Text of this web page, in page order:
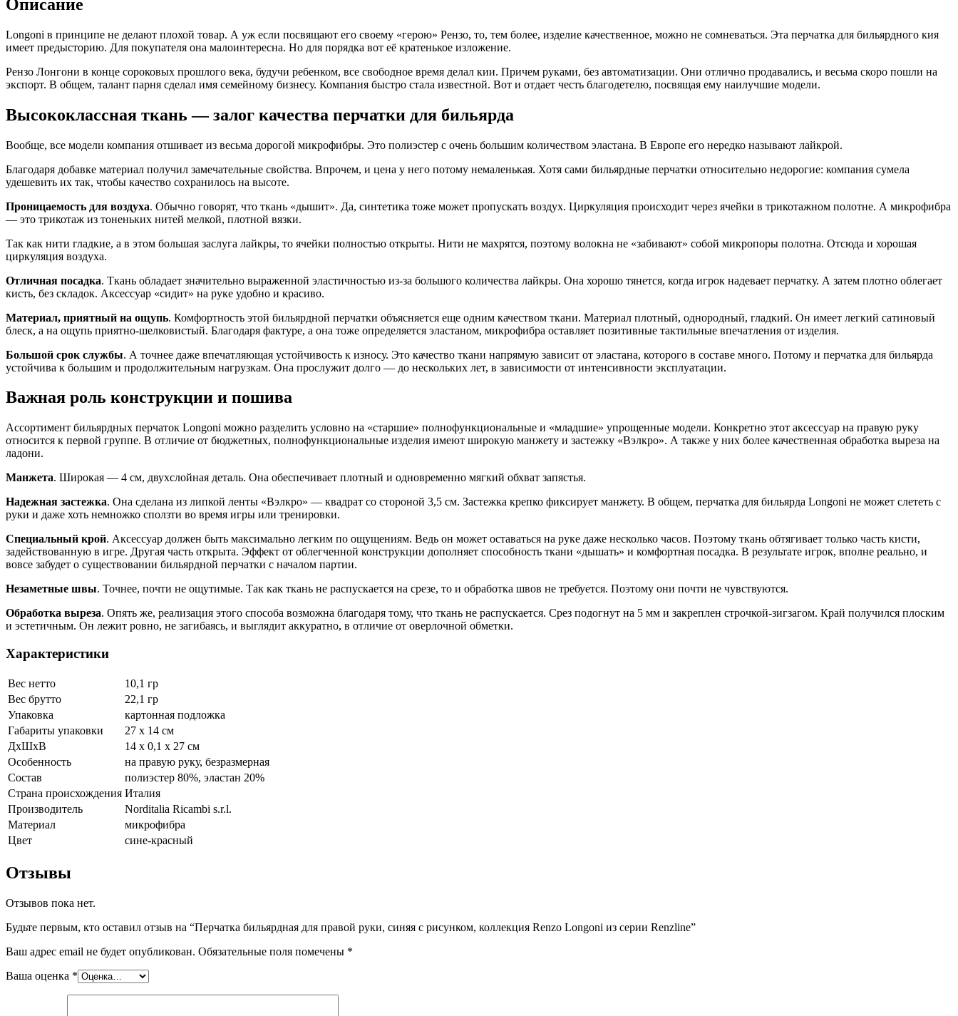
коллекция
Longoni
из
Renzline
quantity
Описание
Longoni в принципе не делают плохой товар. А уж если посвящают его своему «герою» Рензо, то, тем более, изделие качественное, можно не сомневаться. Эта перчатка для бильярдного кия
имеет предысторию. Для покупателя она малоинтересна. Но для порядка вот её кратенькое изложение.
Рензо Лонгони в конце сороковых прошлого века, будучи ребенком, все свободное время делал кии. Причем руками, без автоматизации. Они отлично продавались, и весьма скоро пошли на
экспорт. В общем, талант парня сделал имя семейному бизнесу. Компания быстро стала известной. Вот и отдает честь благодетелю, посвящая ему наилучшие модели.
Высококлассная ткань — залог качества перчатки для бильярда
Вообще, все модели компания отшивает из весьма дорогой микрофибры. Это полиэстер с очень большим количеством эластана. В Европе его нередко называют лайкрой.
Благодаря добавке материал получил замечательные свойства. Впрочем, и цена у него потому немаленькая. Хотя сами бильярдные перчатки относительно недорогие: компания сумела
удешевить их так, чтобы качество сохранилось на высоте.
Проницаемость для воздуха. Обычно говорят, что ткань «дышит». Да, синтетика тоже может пропускать воздух. Циркуляция происходит через ячейки в трикотажном полотне. А микрофибра
— это трикотаж из тоненьких нитей мелкой, плотной вязки.
Так как нити гладкие, а в этом большая заслуга лайкры, то ячейки полностью открыты. Нити не махрятся, поэтому волокна не «забивают» собой микропоры полотна. Отсюда и хорошая
циркуляция воздуха.
Отличная посадка. Ткань обладает значительно выраженной эластичностью из-за большого количества лайкры. Она хорошо тянется, когда игрок надевает перчатку. А затем плотно облегает
кисть, без складок. Аксессуар «сидит» на руке удобно и красиво.
Материал, приятный на ощупь. Комфортность этой бильярдной перчатки объясняется еще одним качеством ткани. Материал плотный, однородный, гладкий. Он имеет легкий сатиновый
блеск, а на ощупь приятно-шелковистый. Благодаря фактуре, а она тоже определяется эластаном, микрофибра оставляет позитивные тактильные впечатления от изделия.
Большой срок службы. А точнее даже впечатляющая устойчивость к износу. Это качество ткани напрямую зависит от эластана, которого в составе много. Потому и перчатка для бильярда
устойчива к большим и продолжительным нагрузкам. Она прослужит долго — до нескольких лет, в зависимости от интенсивности эксплуатации.
Важная роль конструкции и пошива
Ассортимент бильярдных перчаток Longoni можно разделить условно на «старшие» полнофункциональные и «младшие» упрощенные модели. Конкретно этот аксессуар на правую руку
относится к первой группе. В отличие от бюджетных, полнофункциональные изделия имеют широкую манжету и застежку «Вэлкро». А также у них более качественная обработка выреза на
ладони.
Манжета. Широкая — 4 см, двухслойная деталь. Она обеспечивает плотный и одновременно мягкий обхват запястья.
Надежная застежка. Она сделана из липкой ленты «Вэлкро» — квадрат со стороной 3,5 см. Застежка крепко фиксирует манжету. В общем, перчатка для бильярда Longoni не может слететь с
руки и даже хоть немножко сползти во время игры или тренировки.
Специальный крой. Аксессуар должен быть максимально легким по ощущениям. Ведь он может оставаться на руке даже несколько часов. Поэтому ткань обтягивает только часть кисти,
задействованную в игре. Другая часть открыта. Эффект от облегченной конструкции дополняет способность ткани «дышать» и комфортная посадка. В результате игрок, вполне реально, и
вовсе забудет о существовании бильярдной перчатки с началом партии.
Незаметные швы. Точнее, почти не ощутимые. Так как ткань не распускается на срезе, то и обработка швов не требуется. Поэтому они почти не чувствуются.
Обработка выреза. Опять же, реализация этого способа возможна благодаря тому, что ткань не распускается. Срез подогнут на 5 мм и закреплен строчкой-зигзагом. Край получился плоским
и эстетичным. Он лежит ровно, не загибаясь, и выглядит аккуратно, в отличие от оверлочной обметки.
Характеристики
Вес нетто
10,1 гр
Вес брутто
22,1 гр
Упаковка
картонная подложка
Габариты упаковки
27 х 14 см
ДхШхВ
14 x 0,1 x 27 см
Особенность
на правую руку, безразмерная
Состав
полиэстер 80%, эластан 20%
Страна происхождения Италия
Производитель
Norditalia Ricambi s.r.l.
Материал
микрофибра
Цвет
сине-красный
Отзывы
Отзывов пока нет.
Будьте первым, кто оставил отзыв на “Перчатка бильярдная для правой руки, синяя с рисунком, коллекция Renzo Longoni из серии Renzline”
Ваш адрес email не будет опубликован. Обязательные поля помечены *
Ваша оценка *